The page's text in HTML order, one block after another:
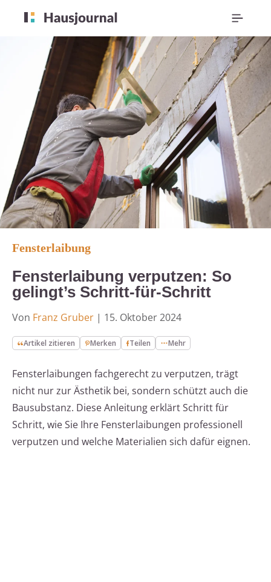
Fensterlaibung
Fensterlaibung verputzen: So
gelingt’s Schritt-für-Schritt
Von Franz Gruber | 15. Oktober 2024
Artikel zitieren Merken Teilen Mehr
Fensterlaibungen fachgerecht zu verputzen, trägt
nicht nur zur Ästhetik bei, sondern schützt auch die
Bausubstanz. Diese Anleitung erklärt Schritt für
Schritt, wie Sie Ihre Fensterlaibungen professionell
verputzen und welche Materialien sich dafür eignen.